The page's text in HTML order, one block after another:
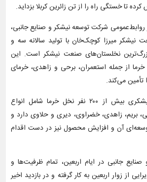
تا خستگی راه را از تن زائرین کربلا بزداید.
شرکت توسعه نیشکر و صنایع جانبی،
میرزا کوچک‌خان با تولید سالانه سه و
نخلستان‌های صنعت نیشکر است. این
خرما از جمله استعمران، برحی و زاهدی، خرمای
تأمین می‌کند.
نخلستان این واحد نیشکری بیش از ۲۰۰ نفر نخل خرما شامل انواع
بریم، زاهدی، خضراوی، دیری و حلاوی دارد و
آن و افزایش محصول نیز در دست اقدام
جانبی در ایام اربعین، تمام ظرفیت‌ها و
از زوار اربعین به کار گرفته و در بازدید اخیر